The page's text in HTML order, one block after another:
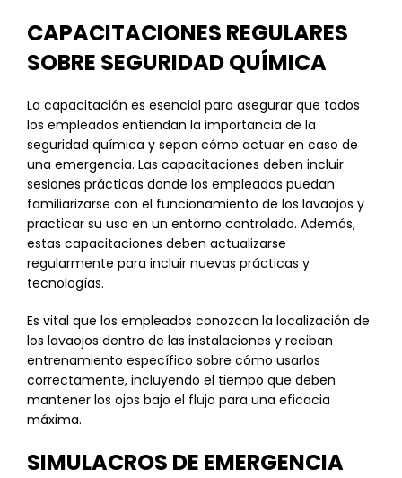
CAPACITACIONES REGULARES
SOBRE SEGURIDAD QUÍMICA
La capacitación es esencial para asegurar que todos
los empleados entiendan la importancia de la
seguridad química y sepan cómo actuar en caso de
una emergencia. Las capacitaciones deben incluir
sesiones prácticas donde los empleados puedan
familiarizarse con el funcionamiento de los lavaojos y
practicar su uso en un entorno controlado. Además,
estas capacitaciones deben actualizarse
regularmente para incluir nuevas prácticas y
tecnologías.
Es vital que los empleados conozcan la localización de
los lavaojos dentro de las instalaciones y reciban
entrenamiento específico sobre cómo usarlos
correctamente, incluyendo el tiempo que deben
mantener los ojos bajo el flujo para una eficacia
máxima.
SIMULACROS DE EMERGENCIA